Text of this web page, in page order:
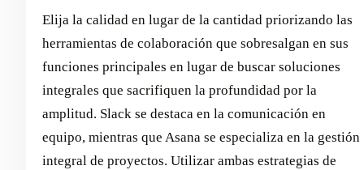
Elija la calidad en lugar de la cantidad priorizando las
herramientas de colaboración que sobresalgan en sus
funciones principales en lugar de buscar soluciones
integrales que sacrifiquen la profundidad por la
amplitud. Slack se destaca en la comunicación en
equipo, mientras que Asana se especializa en la gestión
integral de proyectos. Utilizar ambas estrategias de